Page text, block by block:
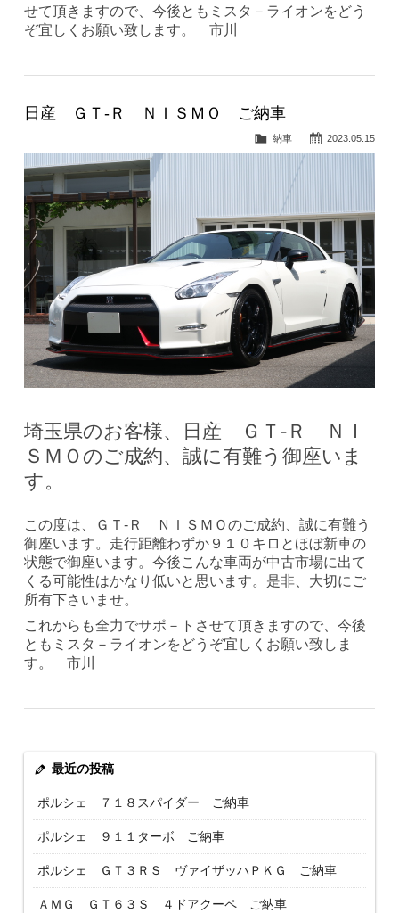
せて頂きますので、今後ともミスタ－ライオンをどう
ぞ宜しくお願い致します。 市川
日産 ＧＴ-Ｒ ＮＩＳＭＯ ご納車
2023.05.15
納車
埼玉県のお客様、日産 ＧＴ-Ｒ ＮＩ
ＳＭＯのご成約、誠に有難う御座いま
す。
この度は、ＧＴ-Ｒ ＮＩＳＭＯのご成約、誠に有難う
御座います。走行距離わずか９１０キロとほぼ新車の
状態で御座います。今後こんな車両が中古市場に出て
くる可能性はかなり低いと思います。是非、大切にご
所有下さいませ。
これからも全力でサポ－トさせて頂きますので、今後
ともミスタ－ライオンをどうぞ宜しくお願い致しま
す。 市川
最近の投稿
ポルシェ ７１８スパイダー ご納車
ポルシェ ９１１ターボ ご納車
ポルシェ ＧＴ３ＲＳ ヴァイザッハＰＫＧ ご納車
ＡＭＧ ＧＴ６３Ｓ ４ドアクーペ ご納車